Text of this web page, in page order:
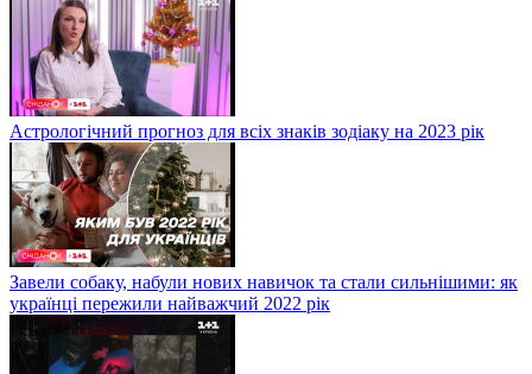
Астрологічний прогноз для всіх знаків зодіаку на 2023 рік
Завели собаку, набули нових навичок та стали сильнішими: як
українці пережили найважчий 2022 рік